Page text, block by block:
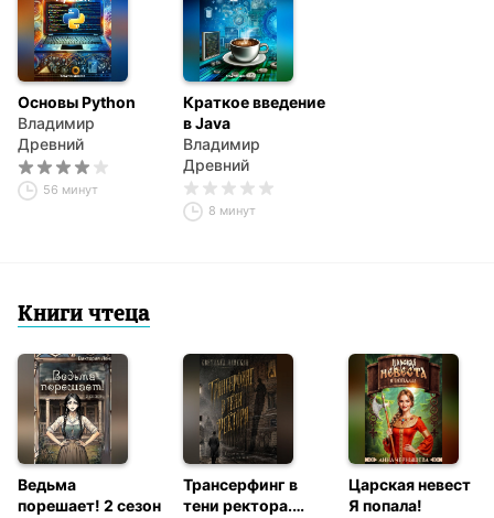
Основы Python
Владимир
Древний
56 минут
Краткое введение
в Java
Владимир
Древний
8 минут
Книги чтеца
Ведьма
порешает! 2 сезон
Трансерфинг в
тени ректора.
Царская невеста.
Я попала!